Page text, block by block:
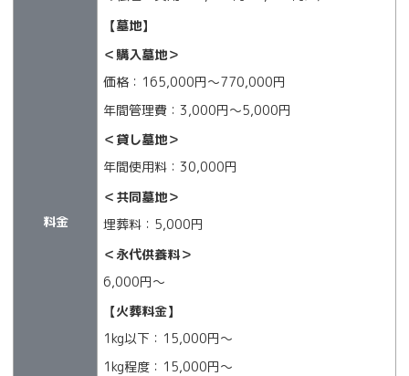
料金
【墓地】
＜購入墓地＞
価格：165,000円～770,000円
年間管理費：3,000円～5,000円
＜貸し墓地＞
年間使用料：30,000円
＜共同墓地＞
埋葬料：5,000円
＜永代供養料＞
6,000円～
【火葬料金】
1kg以下：15,000円〜
1kg程度：15,000円〜